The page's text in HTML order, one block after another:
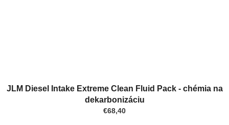
JLM Diesel Intake Extreme Clean Fluid Pack - chémia na
dekarbonizáciu
€68,40